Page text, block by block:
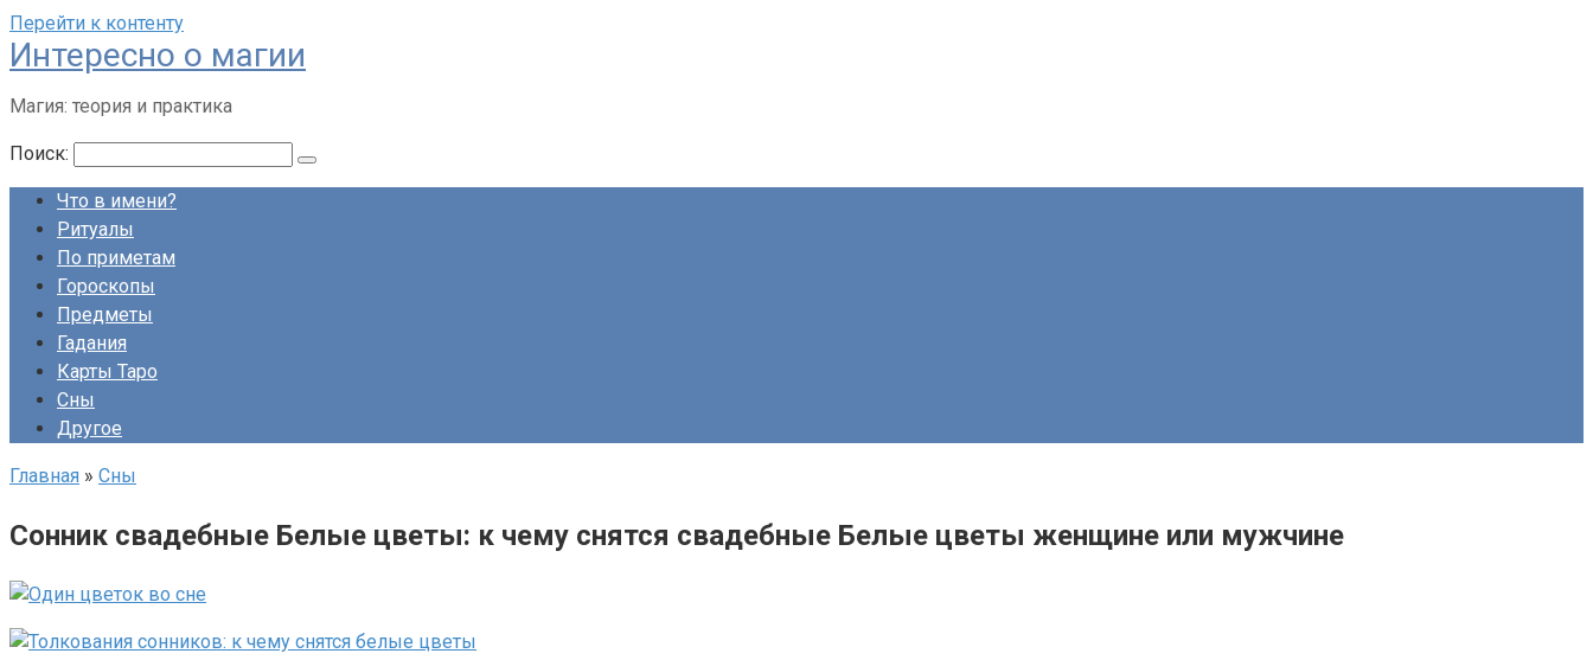
Перейти к контенту
Интересно о магии
Магия: теория и практика
Поиск:
Что в имени?
Ритуалы
По приметам
Гороскопы
Предметы
Гадания
Карты Таро
Сны
Другое
Главная » Сны
Сонник свадебные Белые цветы: к чему снятся свадебные Белые цветы женщине или мужчине